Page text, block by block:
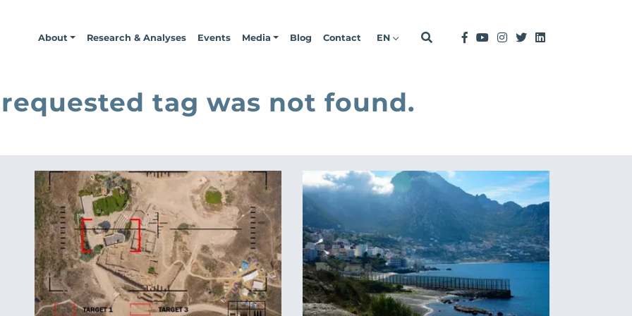
About Research & Analyses Events Media Blog Contact EN
tag was not found.